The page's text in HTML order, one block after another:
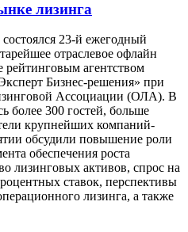
лизинга
23-й ежегодный
отраслевое офлайн
рейтинговым агентством
Бизнес-решения» при
Ассоциации (ОЛА). В
более 300 гостей, больше
крупнейших компаний-
обсудили повышение роли
обеспечения роста
лизинговых активов, спрос на
ставок, перспективы
лизинга, а также